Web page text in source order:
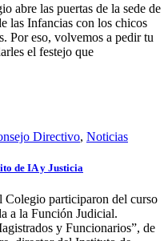
abre las puertas de la sede de
las Infancias con los chicos
Por eso, volvemos a pedir tu
el festejo que
Directivo, Noticias
de IA y Justicia
Colegio participaron del curso
a la Función Judicial.
y Funcionarios”, de